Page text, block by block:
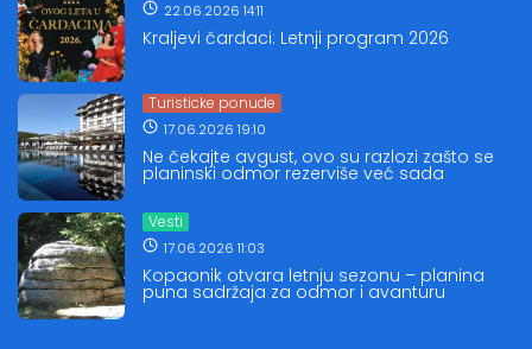
22.06.2026 14:11
Kraljevi čardaci: Letnji program 2026
Turisticke ponude
17.06.2026 19:10
Ne čekajte avgust, ovo su razlozi zašto se
planinski odmor rezerviše već sada
Vesti
17.06.2026 11:03
Kopaonik otvara letnju sezonu – planina
puna sadržaja za odmor i avanturu